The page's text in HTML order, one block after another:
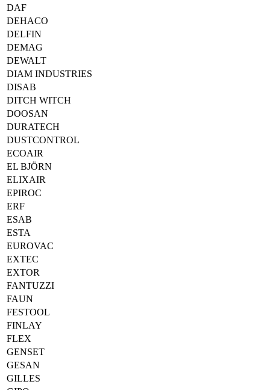
DAF
DEHACO
DELFIN
DEMAG
DEWALT
DIAM INDUSTRIES
DISAB
DITCH WITCH
DOOSAN
DURATECH
DUSTCONTROL
ECOAIR
EL BJÖRN
ELIXAIR
EPIROC
ERF
ESAB
ESTA
EUROVAC
EXTEC
EXTOR
FANTUZZI
FAUN
FESTOOL
FINLAY
FLEX
GENSET
GESAN
GILLES